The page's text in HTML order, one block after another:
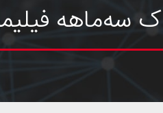
سه‌ماهه